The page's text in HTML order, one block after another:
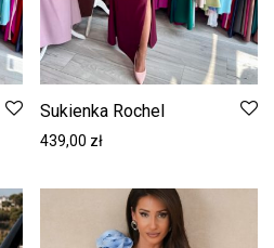
Sukienka Rochel
439,00 zł